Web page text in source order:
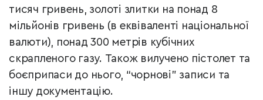
тисяч гривень, золоті злитки на понад 8
мільйонів гривень (в еквіваленті національної
валюти), понад 300 метрів кубічних
скрапленого газу. Також вилучено пістолет та
боєприпаси до нього, “чорнові” записи та
іншу документацію.